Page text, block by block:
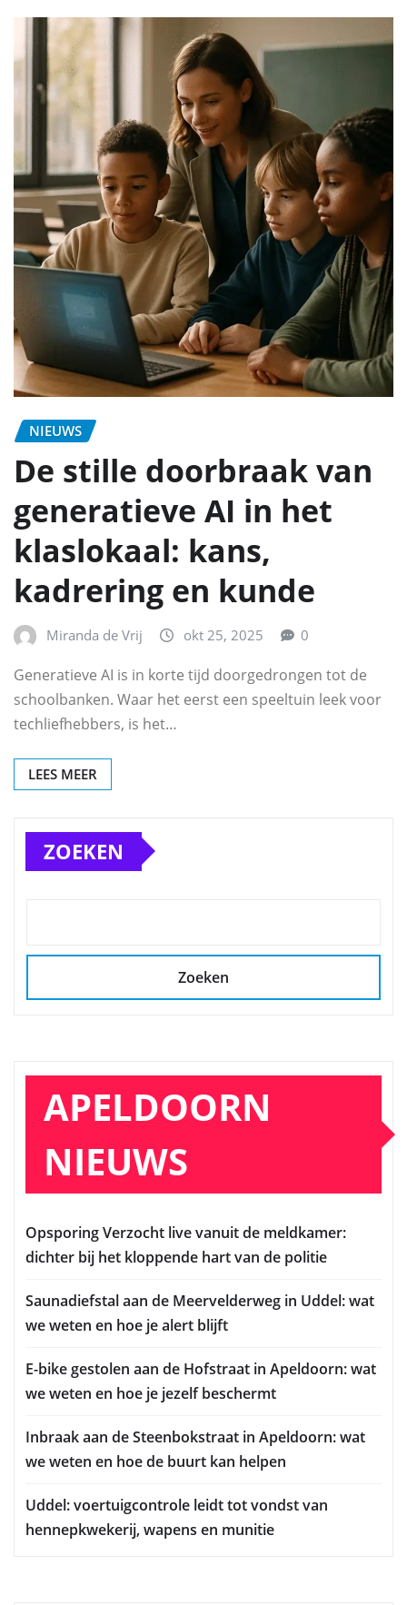
NIEUWS
De stille doorbraak van
generatieve AI in het
klaslokaal: kans,
kadrering en kunde
Miranda de Vrij okt 25, 2025 0
Generatieve AI is in korte tijd doorgedrongen tot de
schoolbanken. Waar het eerst een speeltuin leek voor
techliefhebbers, is het…
LEES MEER
ZOEKEN
Zoeken
APELDOORN
NIEUWS
Opsporing Verzocht live vanuit de meldkamer:
dichter bij het kloppende hart van de politie
Saunadiefstal aan de Meervelderweg in Uddel: wat
we weten en hoe je alert blijft
E-bike gestolen aan de Hofstraat in Apeldoorn: wat
we weten en hoe je jezelf beschermt
Inbraak aan de Steenbokstraat in Apeldoorn: wat
we weten en hoe de buurt kan helpen
Uddel: voertuigcontrole leidt tot vondst van
hennepkwekerij, wapens en munitie